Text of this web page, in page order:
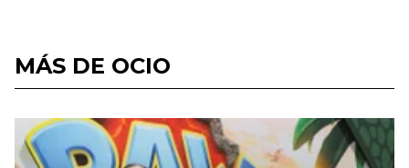
MÁS DE OCIO